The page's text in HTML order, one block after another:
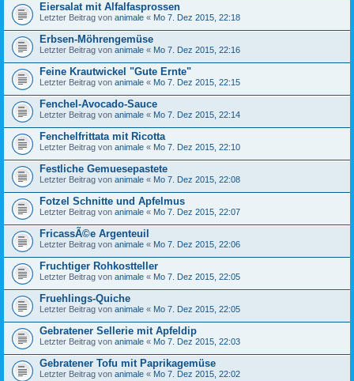
Eiersalat mit Alfalfasprossen
Letzter Beitrag von animale « Mo 7. Dez 2015, 22:18
Erbsen-Möhrengemüse
Letzter Beitrag von animale « Mo 7. Dez 2015, 22:16
Feine Krautwickel "Gute Ernte"
Letzter Beitrag von animale « Mo 7. Dez 2015, 22:15
Fenchel-Avocado-Sauce
Letzter Beitrag von animale « Mo 7. Dez 2015, 22:14
Fenchelfrittata mit Ricotta
Letzter Beitrag von animale « Mo 7. Dez 2015, 22:10
Festliche Gemuesepastete
Letzter Beitrag von animale « Mo 7. Dez 2015, 22:08
Fotzel Schnitte und Apfelmus
Letzter Beitrag von animale « Mo 7. Dez 2015, 22:07
FricassÃ©e Argenteuil
Letzter Beitrag von animale « Mo 7. Dez 2015, 22:06
Fruchtiger Rohkostteller
Letzter Beitrag von animale « Mo 7. Dez 2015, 22:05
Fruehlings-Quiche
Letzter Beitrag von animale « Mo 7. Dez 2015, 22:05
Gebratener Sellerie mit Apfeldip
Letzter Beitrag von animale « Mo 7. Dez 2015, 22:03
Gebratener Tofu mit Paprikagemüse
Letzter Beitrag von animale « Mo 7. Dez 2015, 22:02